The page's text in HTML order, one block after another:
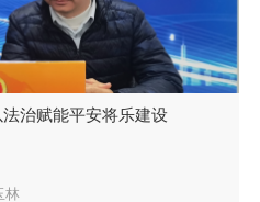
治赋能平安将乐建设
林